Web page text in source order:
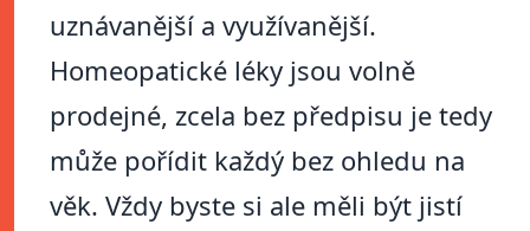
uznávanější a využívanější.
Homeopatické léky jsou volně
prodejné, zcela bez předpisu je tedy
může pořídit každý bez ohledu na
věk. Vždy byste si ale měli být jistí